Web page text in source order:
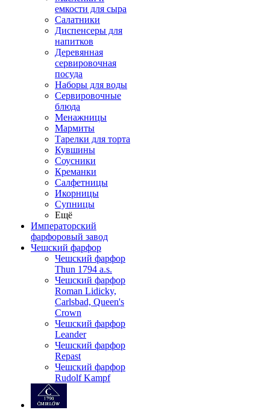
емкости для сыра
Салатники
Диспенсеры для
напитков
Деревянная
сервировочная
посуда
Наборы для воды
Сервировочные
блюда
Менажницы
Мармиты
Тарелки для торта
Кувшины
Соусники
Креманки
Салфетницы
Икорницы
Супницы
Ещё
Императорский
фарфоровый завод
Чешский фарфор
Чешский фарфор
Thun 1794 a.s.
Чешский фарфор
Roman Lidicky,
Carlsbad, Queen's
Crown
Чешский фарфор
Leander
Чешский фарфор
Repast
Чешский фарфор
Rudolf Kampf